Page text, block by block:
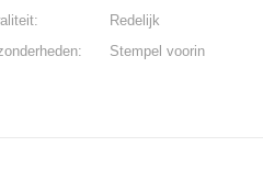
Redelijk
Stempel voorin